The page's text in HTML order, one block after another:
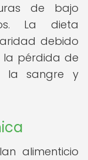
de bajo
La dieta
debido
la pérdida de
la sangre y
alimenticio